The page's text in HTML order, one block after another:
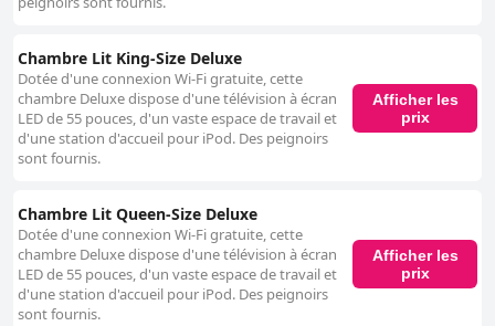
Chambre Lit King-Size Deluxe
Dotée d'une connexion Wi-Fi gratuite, cette
chambre Deluxe dispose d'une télévision à écran
LED de 55 pouces, d'un vaste espace de travail et
d'une station d'accueil pour iPod. Des peignoirs
sont fournis.
Afficher les
prix
Chambre Lit Queen-Size Deluxe
Dotée d'une connexion Wi-Fi gratuite, cette
chambre Deluxe dispose d'une télévision à écran
LED de 55 pouces, d'un vaste espace de travail et
d'une station d'accueil pour iPod. Des peignoirs
sont fournis.
Afficher les
prix